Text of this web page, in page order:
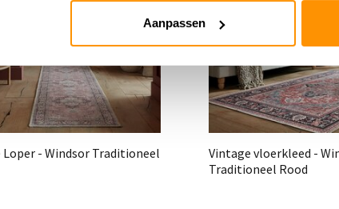
Aanpassen
Loper - Windsor Traditioneel
Vintage vloerkleed -
Traditioneel Rood